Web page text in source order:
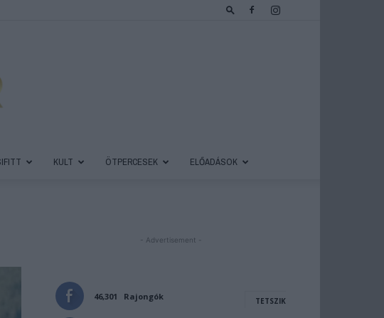
KULT ÖTPERCESEK ELŐADÁSOK
- Advertisement -
46,301 Rajongók TETSZIK